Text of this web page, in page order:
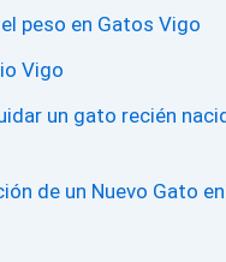
peso en Gatos Vigo
Vigo
un gato recién
de un Nuevo Gato